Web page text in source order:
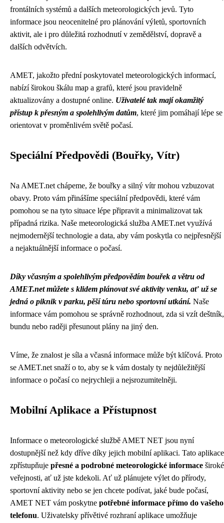
frontálních systémů a dalších meteorologických jevů. Tyto
informace jsou neocenitelné pro plánování výletů, sportovních
aktivit, ale i pro důležitá rozhodnutí v zemědělství, dopravě a
dalších odvětvích.
AMET, jakožto přední poskytovatel meteorologických informací,
nabízí širokou škálu map a grafů, které jsou pravidelně
aktualizovány a dostupné online. Uživatelé tak mají okamžitý
přístup k přesným a spolehlivým datům, které jim pomáhají lépe se
orientovat v proměnlivém světě počasí.
Speciální Předpovědi (Bouřky, Vítr)
Na AMET.net chápeme, že bouřky a silný vítr mohou vzbuzovat
obavy. Proto vám přinášíme speciální předpovědi, které vám
pomohou se na tyto situace lépe připravit a minimalizovat tak
případná rizika. Naše meteorologická služba AMET.net využívá
nejmodernější technologie a data, aby vám poskytla co nejpřesnější
a nejaktuálnější informace o počasí.
Díky včasným a spolehlivým předpovědím bouřek a větru od
AMET.net můžete s klidem plánovat své aktivity venku, ať už se
jedná o piknik v parku, pěší túru nebo sportovní utkání. Naše
informace vám pomohou se správně rozhodnout, zda si vzít deštník,
bundu nebo raději přesunout plány na jiný den.
Víme, že znalost je síla a včasná informace může být klíčová. Proto
se AMET.net snaží o to, aby se k vám dostaly ty nejdůležitější
informace o počasí co nejrychleji a nejsrozumitelněji.
Mobilní Aplikace a Přístupnost
Informace o meteorologické službě AMET NET jsou nyní
dostupnější než kdy dříve díky jejich mobilní aplikaci. Tato aplikace
zpřístupňuje přesné a podrobné meteorologické informace široké
veřejnosti, ať už jste kdekoli. Ať už plánujete výlet do přírody,
sportovní aktivity nebo se jen chcete podívat, jaké bude počasí,
AMET NET vám poskytne potřebné informace přímo do vašeho
telefonu. Uživatelsky přívětivé rozhraní aplikace umožňuje